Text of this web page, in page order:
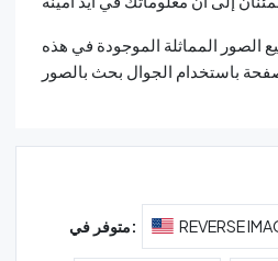
الصور المماثلة الموجودة في هذه
متوفر في: REVERSE